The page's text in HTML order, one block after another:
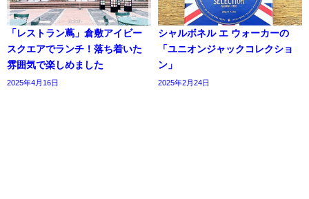
「レストラン蔦」倉敷アイビー
スクエアでランチ！落ち着いた
雰囲気で楽しめました
2025年4月16日
シャルボネル エ ウォーカーの
「ユニオンジャックコレクショ
ン」
2025年2月24日